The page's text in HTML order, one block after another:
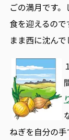
ごの満月です
食を迎えるの
まま西に沈んで
ねぎを自分の